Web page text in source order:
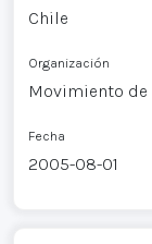
Chile
Organización
Movimiento de
Fecha
2005-08-01